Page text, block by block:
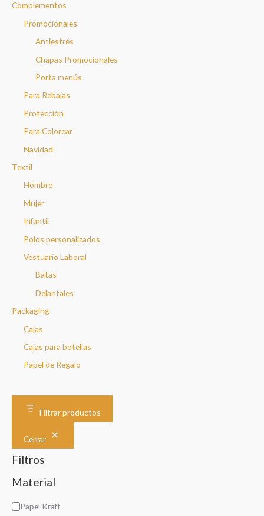
Complementos
Promocionales
Antiestrés
Chapas Promocionales
Porta menús
Para Rebajas
Protección
Para Colorear
Navidad
Textil
Hombre
Mujer
Infantil
Polos personalizados
Vestuario Laboral
Batas
Delantales
Packaging
Cajas
Cajas para botellas
Papel de Regalo
Filtrar productos
Cerrar
Filtros
Material
MPapel Kraft